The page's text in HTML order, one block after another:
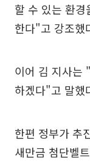
할 수 있는 환
한다"고 강조했
이어 김 지사는
하겠다"고 말했
한편 정부가 추
새만금 첨단벨